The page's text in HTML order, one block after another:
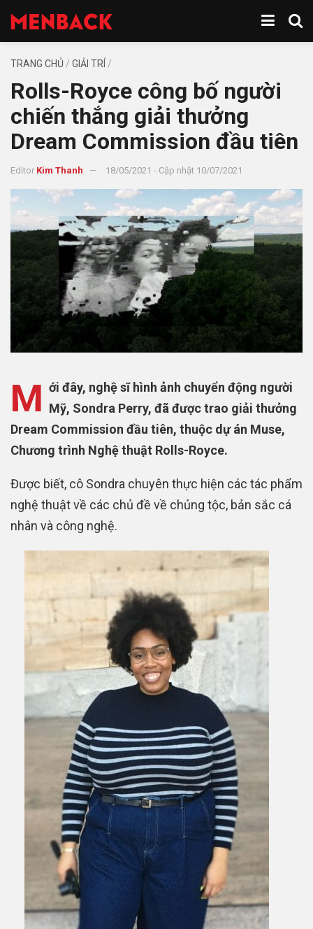
TRANG CHỦ / GIẢI TRÍ /
Rolls-Royce công bố người
chiến thắng giải thưởng
Dream Commission đầu tiên
Editor Kim Thanh 18/05/2021 - Cập nhật 10/07/2021
M ới đây, nghệ sĩ hình ảnh chuyển động người
Mỹ, Sondra Perry, đã được trao giải thưởng
Dream Commission đầu tiên, thuộc dự án Muse,
Chương trình Nghệ thuật Rolls-Royce.
Được biết, cô Sondra chuyên thực hiện các tác phẩm
nghệ thuật về các chủ đề về chủng tộc, bản sắc cá
nhân và công nghệ.